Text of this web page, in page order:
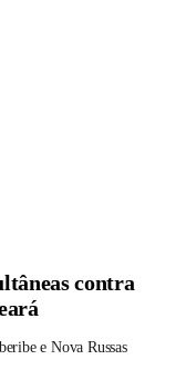
contra
e Nova Russas